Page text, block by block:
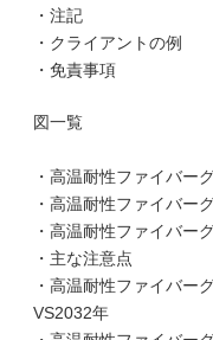
・注記
・クライアントの例
・免責事項
図一覧
・高温耐性ファイバー
・高温耐性ファイバー
・高温耐性ファイバー
・主な注意点
・高温耐性ファイバー
VS2032年